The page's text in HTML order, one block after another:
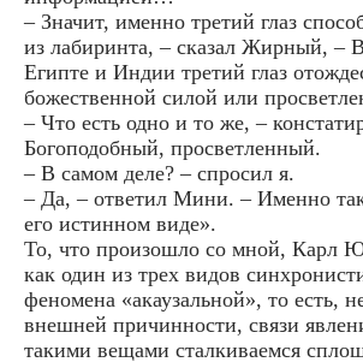
– Значит, именно третий глаз
из лабиринта, – сказал Жирный, –
Египте и Индии третий глаз
божественной силой или
– Что есть одно и то же, –
Богоподобный, просветленный.
– В самом деле? – спросил я.
– Да, – ответил Мини. – Именно
его истинном виде».
То, что произошло со мной, Карл
как один из трех видов
феномена «акаузальной», то есть,
внешней причинности, связи
такими вещами сталкиваемся